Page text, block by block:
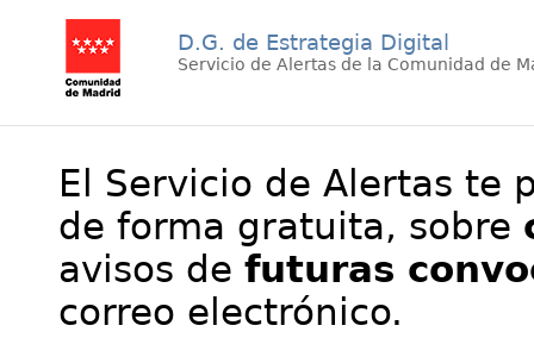
D.G. de Estrategia Digital
Servicio de Alertas de la Comunidad de
El Servicio de Alertas te
de forma gratuita, sobre
avisos de futuras
correo electrónico.